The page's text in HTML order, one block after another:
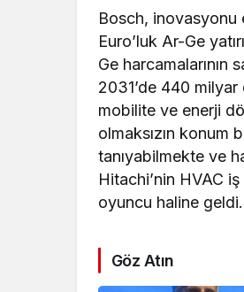
Bosch, inovasyonu
Euro’luk Ar-Ge
Ge harcamalarının
2031’de 440 milyar
mobilite ve enerji
olmaksızın
tanıyabilmekte ve
Hitachi’nin HVAC
oyuncu haline geldi.
Göz Atın